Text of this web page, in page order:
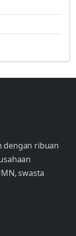
dengan ribuan
swasta